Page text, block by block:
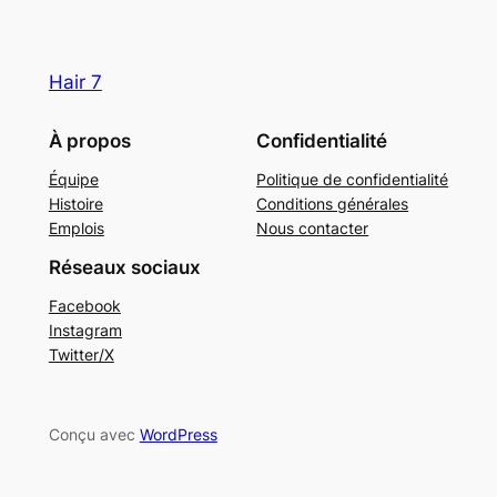
Hair 7
À propos
Équipe
Histoire
Emplois
Confidentialité
Politique de confidentialité
Conditions générales
Nous contacter
Réseaux sociaux
Facebook
Instagram
Twitter/X
Conçu avec WordPress